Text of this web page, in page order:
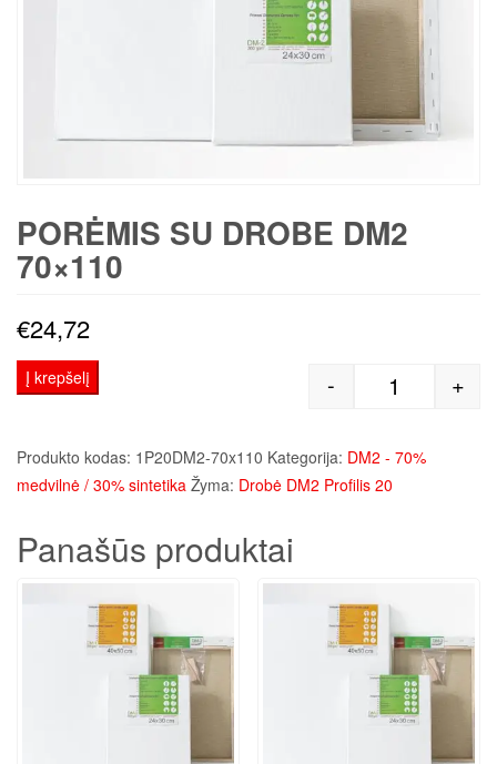
PORĖMIS SU DROBE DM2
70×110
€24,72
produkto
- +
Į krepšelį
Produkto kodas: 1P20DM2-70x110 Kategorija: DM2 - 70%
medvilnė / 30% sintetika Žyma: Drobė DM2 Profilis 20
Panašūs produktai